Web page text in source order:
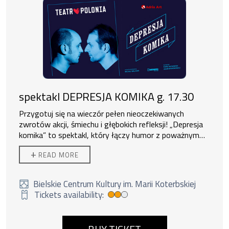
spektakl DEPRESJA KOMIKA g. 17.30
Przygotuj się na wieczór pełen nieoczekiwanych
zwrotów akcji, śmiechu i głębokich refleksji! „Depresja
komika” to spektakl, który łączy humor z poważnym
tematem – depresją, ale robi to z wielkim wdziękiem i
humorem.Główny bohater, Rafał, zarabia na cudzym
smutku, pomagając ludziom borykającym się z
depresją, wypaleniem zawodowym, problemami
osobistymi i codziennymi trudnościami życia w wielkim
mieście. Jego praca polega na wywoływaniu śmiechu,
Spektakl od 18 roku życia
ORGANIZATOR ZEWNĘTRZNY
+ READ MORE
Bielskie Centrum Kultury im. Marii Koterbskiej
Tickets availability:
Średnia dostępność biletów